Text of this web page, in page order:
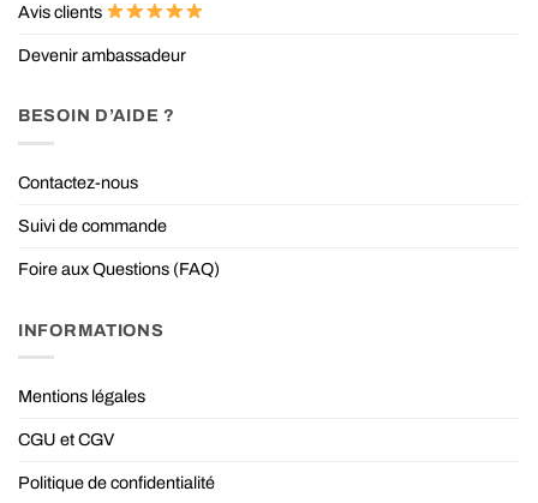
Avis clients
Devenir ambassadeur
BESOIN D’AIDE ?
Contactez-nous
Suivi de commande
Foire aux Questions (FAQ)
INFORMATIONS
Mentions légales
CGU et CGV
Politique de confidentialité